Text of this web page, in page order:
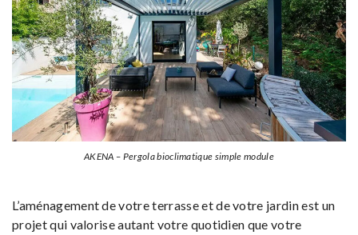
AKENA – Pergola bioclimatique simple module
L’aménagement de votre terrasse et de votre jardin est un
projet qui valorise autant votre quotidien que votre